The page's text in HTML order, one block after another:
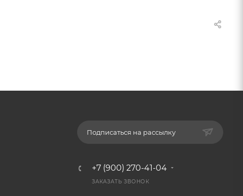
Подписаться на рассылку
+7 (900) 270-41-04
ЗАКАЗАТЬ ЗВОНОК